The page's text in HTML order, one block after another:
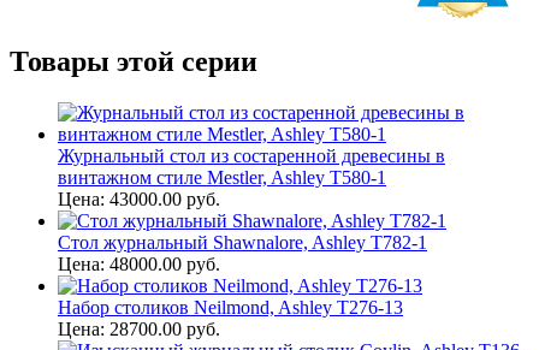
Товары этой серии
Журнальный стол из состаренной древесины в
винтажном стиле Mestler, Ashley T580-1
Цена: 43000.00 руб.
Стол журнальный Shawnalore, Ashley T782-1
Цена: 48000.00 руб.
Набор столиков Neilmond, Ashley T276-13
Цена: 28700.00 руб.